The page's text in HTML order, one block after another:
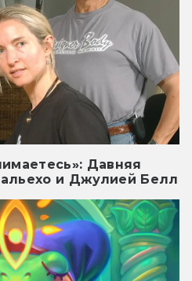
Давняя
и Джулией Белл